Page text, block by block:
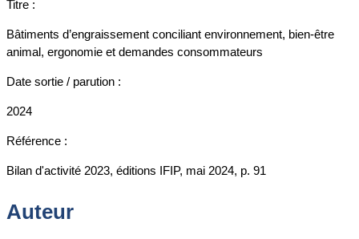
Titre :
Bâtiments d’engraissement conciliant environnement, bien-être
animal, ergonomie et demandes consommateurs
Date sortie / parution :
2024
Référence :
Bilan d'activité 2023, éditions IFIP, mai 2024, p. 91
Auteur